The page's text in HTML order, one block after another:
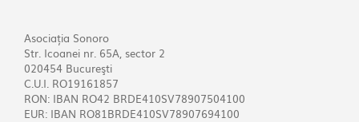
Asociația Sonoro
Str. Icoanei nr. 65A, sector 2
020454 Bucureşti
C.U.I. RO19161857
RON: IBAN RO42 BRDE410SV78907504100
EUR: IBAN RO81BRDE410SV78907694100